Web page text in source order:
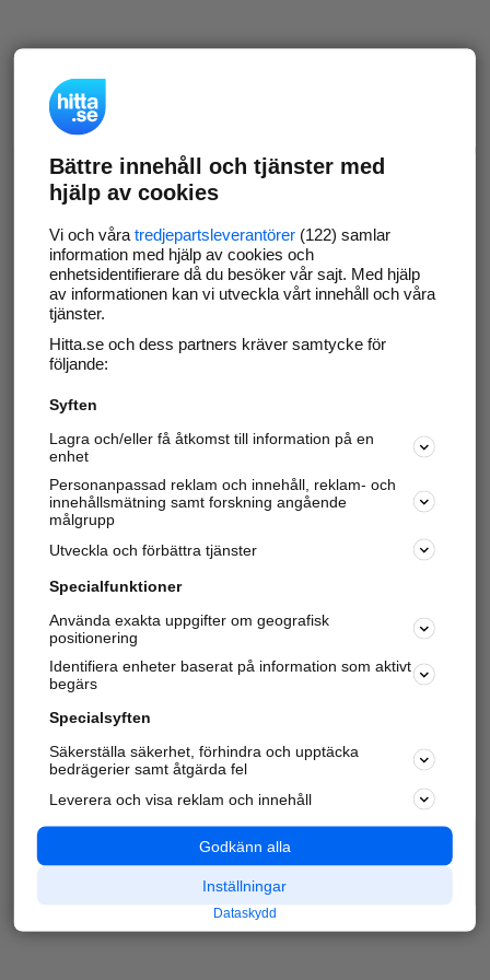
Bättre innehåll och tjänster med
hjälp av cookies
Vi och våra tredjepartsleverantörer(122) samlar
information med hjälp av cookies och
enhetsidentifierare då du besöker vår sajt. Med hjälp
av informationen kan vi utveckla vårt innehåll och våra
tjänster.
Hitta.se och dess partners kräver samtycke för
följande:
Syften
Lagra och/eller få åtkomst till information på en
enhet
Personanpassad reklam och innehåll, reklam- och
innehållsmätning samt forskning angående
målgrupp
Utveckla och förbättra tjänster
Specialfunktioner
Använda exakta uppgifter om geografisk
positionering
Identifiera enheter baserat på information som aktivt
begärs
Specialsyften
Säkerställa säkerhet, förhindra och upptäcka
bedrägerier samt åtgärda fel
Leverera och visa reklam och innehåll
Godkänn alla
Inställningar
Dataskydd